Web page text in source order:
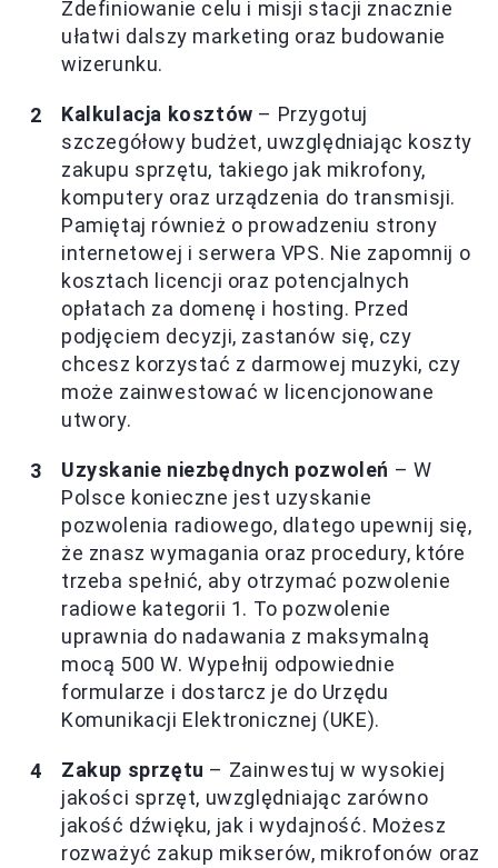
Zdefiniowanie celu i misji stacji znacznie
ułatwi dalszy marketing oraz budowanie
wizerunku.
Kalkulacja kosztów – Przygotuj
szczegółowy budżet, uwzględniając koszty
zakupu sprzętu, takiego jak mikrofony,
komputery oraz urządzenia do transmisji.
Pamiętaj również o prowadzeniu strony
internetowej i serwera VPS. Nie zapomnij o
kosztach licencji oraz potencjalnych
opłatach za domenę i hosting. Przed
podjęciem decyzji, zastanów się, czy
chcesz korzystać z darmowej muzyki, czy
może zainwestować w licencjonowane
utwory.
Uzyskanie niezbędnych pozwoleń – W
Polsce konieczne jest uzyskanie
pozwolenia radiowego, dlatego upewnij się,
że znasz wymagania oraz procedury, które
trzeba spełnić, aby otrzymać pozwolenie
radiowe kategorii 1. To pozwolenie
uprawnia do nadawania z maksymalną
mocą 500 W. Wypełnij odpowiednie
formularze i dostarcz je do Urzędu
Komunikacji Elektronicznej (UKE).
Zakup sprzętu – Zainwestuj w wysokiej
jakości sprzęt, uwzględniając zarówno
jakość dźwięku, jak i wydajność. Możesz
rozważyć zakup mikserów, mikrofonów oraz